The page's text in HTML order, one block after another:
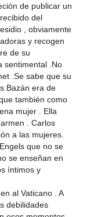
de publicar un
del
, obviamente
y recogen
de su
sentimental .No
.Se sabe que su
Bazán era de
también como
mujer . Ella
. Carlos
a las mujeres.
que no se
se enseñan en
íntimos y
al Vaticano . A
debilidades